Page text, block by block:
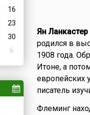
16
23
30
6
Ян
родился в
1908 года.
Итоне, а
европейских
писатель
Флеминг